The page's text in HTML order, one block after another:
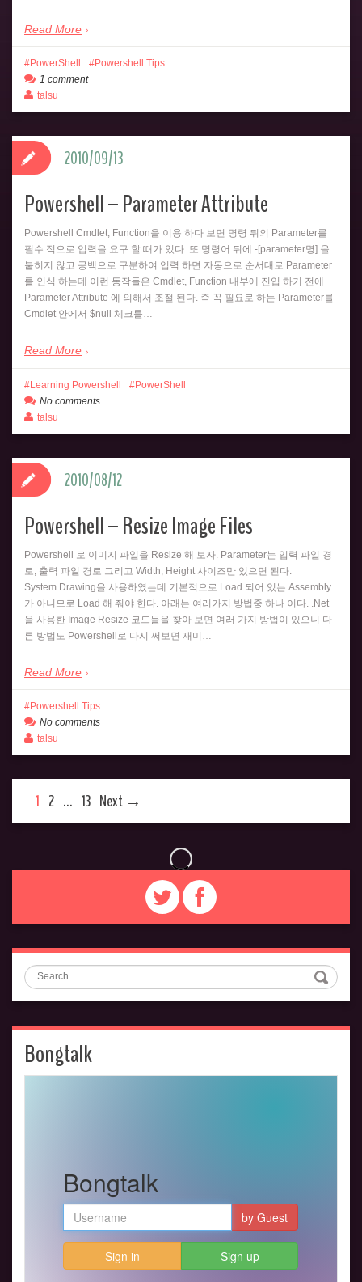
Read More
PowerShell
Powershell Tips
1 comment
talsu
Powershell – Parameter Attribute
Powershell Cmdlet, Function을 이용 하다 보면 명령 뒤의 Parameter를
필수 적으로 입력을 요구 할 때가 있다. 또 명령어 뒤에 -[parameter명] 을
붙히지 않고 공백으로 구분하여 입력 하면 자동으로 순서대로 Parameter
를 인식 하는데 이런 동작들은 Cmdlet, Function 내부에 진입 하기 전에
Parameter Attribute 에 의해서 조절 된다. 즉 꼭 필요로 하는 Parameter를
Cmdlet 안에서 $null 체크를…
Read More
2010/09/13
Learning Powershell
PowerShell
No comments
talsu
Powershell – Resize Image Files
Powershell 로 이미지 파일을 Resize 해 보자. Parameter는 입력 파일 경
로, 출력 파일 경로 그리고 Width, Height 사이즈만 있으면 된다.
System.Drawing을 사용하였는데 기본적으로 Load 되어 있는 Assembly
가 아니므로 Load 해 줘야 한다. 아래는 여러가지 방법중 하나 이다. .Net
을 사용한 Image Resize 코드들을 찾아 보면 여러 가지 방법이 있으니 다
른 방법도 Powershell로 다시 써보면 재미…
Read More
2010/08/12
Powershell Tips
No comments
talsu
1 2 … 13 Next →
Search
Bongtalk